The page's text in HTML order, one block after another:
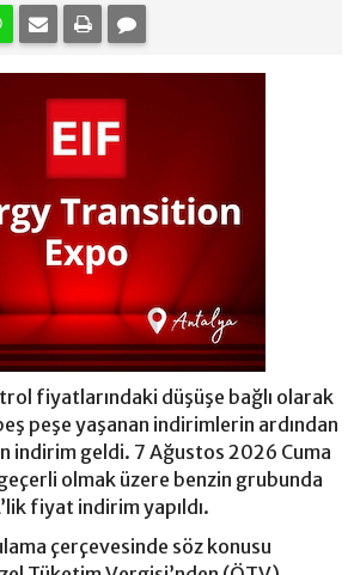
fiyatlarındaki düşüşe bağlı olarak
peşe yaşanan indirimlerin ardından
indirim geldi. 7 Ağustos 2026 Cuma
olmak üzere benzin grubunda
fiyat indirim yapıldı.
çerçevesinde söz konusu